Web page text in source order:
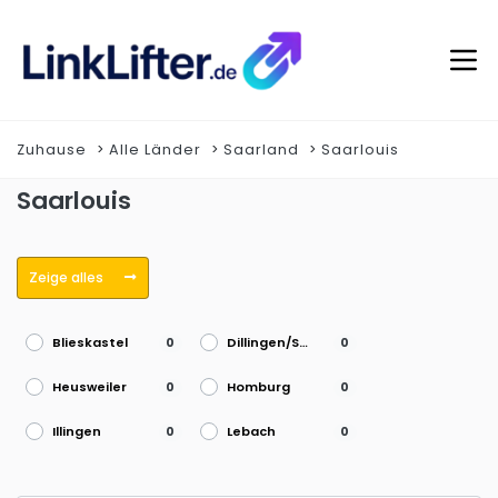
Zuhause Alle Länder Saarland Saarlouis
Saarlouis
Zeige alles
Blieskastel 0 Dillingen/Saar 0
Heusweiler 0 Homburg 0
Illingen 0 Lebach 0